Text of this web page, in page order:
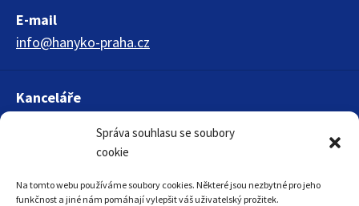
Správa souhlasu se soubory
cookie
Na tomto webu používáme soubory cookies. Některé jsou nezbytné pro jeho
funkčnost a jiné nám pomáhají vylepšit váš uživatelský prožitek.
E-mail
info@hanyko-praha.cz
Kanceláře